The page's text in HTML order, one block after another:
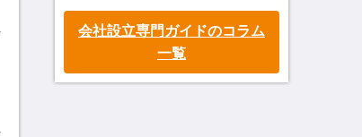
会社設立専門ガイドのコラム
一覧